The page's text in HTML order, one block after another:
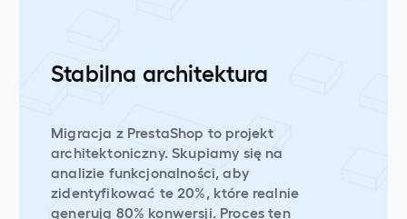
Stabilna architektura
Migracja z PrestaShop to projekt
architektoniczny. Skupiamy się na
analizie funkcjonalności, aby
zidentyfikować te 20%, które realnie
generują 80% konwersji. Proces ten